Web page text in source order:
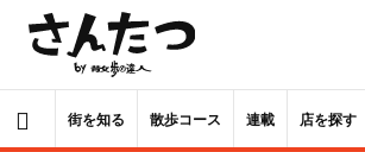
街を知る 散歩コース 連載 店を探す